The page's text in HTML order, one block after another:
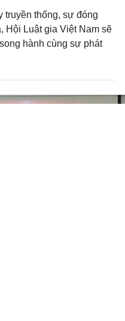
thống, sự đóng
Hội Luật gia Việt Nam sẽ
hành cùng sự phát